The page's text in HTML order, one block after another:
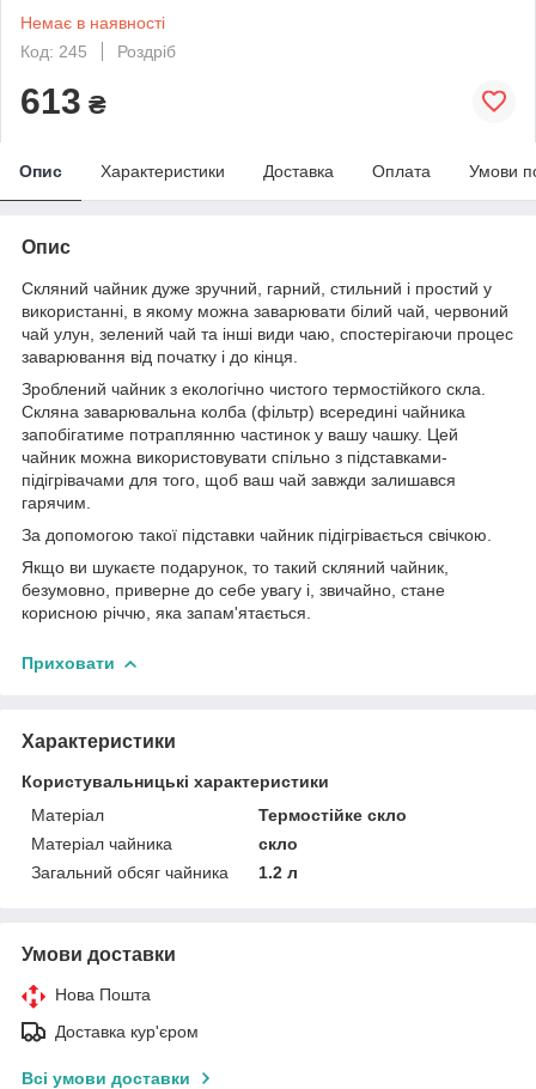
Немає в наявності
Код: 245
Роздріб
613 ₴
Опис Характеристики Доставка Оплата Умови
Опис
Скляний чайник дуже зручний, гарний, стильний і простий у
використанні, в якому можна заварювати білий чай, червоний
чай улун, зелений чай та інші види чаю, спостерігаючи процес
заварювання від початку і до кінця.
Зроблений чайник з екологічно чистого термостійкого скла.
Скляна заварювальна колба (фільтр) всередині чайника
запобігатиме потраплянню частинок у вашу чашку. Цей
чайник можна використовувати спільно з підставками-
підігрівачами для того, щоб ваш чай завжди залишався
гарячим.
За допомогою такої підставки чайник підігрівається свічкою.
Якщо ви шукаєте подарунок, то такий скляний чайник,
безумовно, приверне до себе увагу і, звичайно, стане
корисною річчю, яка запам'ятається.
Приховати
Характеристики
Користувальницькі характеристики
Матеріал
Термостійке скло
Матеріал чайника
скло
Загальний обсяг чайника
1.2 л
Умови доставки
Нова Пошта
Доставка кур'єром
Всі умови доставки